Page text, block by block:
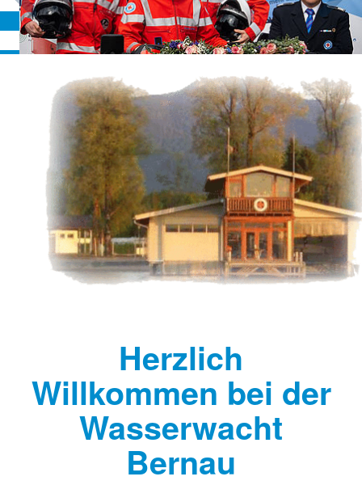
Herzlich
Willkommen bei der
Wasserwacht
Bernau